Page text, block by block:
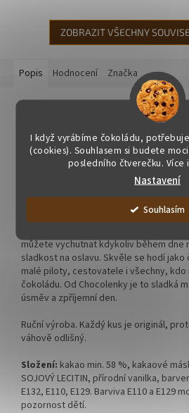
I když vyrábíme čokoládu,
(cookies). Souhlasem si budete
posledního čtverečku. Více
Nastavení
Souhlasím
ZOBRAZIT VŠECHNY
Popis Hodnocení Značka
Detailní popis produktu
Čokoládové lízátko -
Čokoládové lízátko Letadlo je malý
děti i dospělé milovníky čokolády a
pozornost, drobný dárek nebo sladké
čokoláda s kakaem min. 58 % má plnou
můžete vychutnat kdykoliv během dne
sladkost na oslavu. Skvěle se hodí
malé piloty, cestovatele i všechny, kdo
čokoládu. Od Chocolenky je to sladká
úsměv a zpříjemní den.
Ruční výroba. Každý kus je originál,
váhově odlišný.
Složení: kakao min. 58 %, kakaové
SOJOVÝ LECITIN, přírodní vanilka,
E132, E110, E129. Barviva E110 a E129
pozornost dětí.